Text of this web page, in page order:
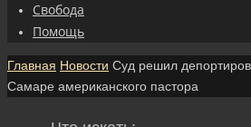
Свобода
Помощь
Главная Новости Суд решил
Самаре американского пастора